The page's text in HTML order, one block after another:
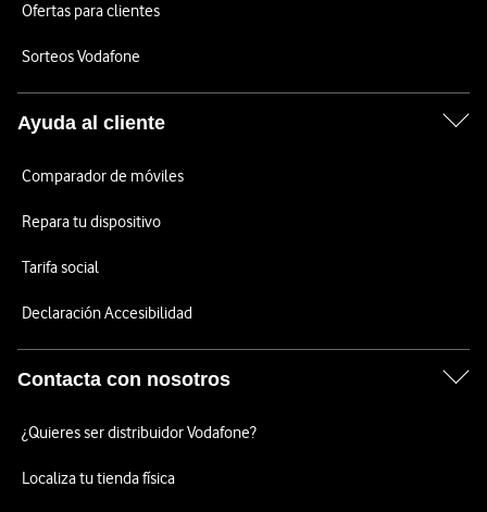
Ofertas para clientes
Sorteos Vodafone
Ayuda al cliente
Comparador de móviles
Repara tu dispositivo
Tarifa social
Declaración Accesibilidad
Contacta con nosotros
¿Quieres ser distribuidor Vodafone?
Localiza tu tienda física